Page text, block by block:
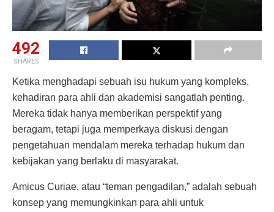
492
SHARES
Ketika menghadapi sebuah isu hukum yang kompleks,
kehadiran para ahli dan akademisi sangatlah penting.
Mereka tidak hanya memberikan perspektif yang
beragam, tetapi juga memperkaya diskusi dengan
pengetahuan mendalam mereka terhadap hukum dan
kebijakan yang berlaku di masyarakat.
Amicus Curiae, atau “teman pengadilan,” adalah sebuah
konsep yang memungkinkan para ahli untuk